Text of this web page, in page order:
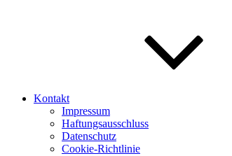
Kontakt
Impressum
Haftungsausschluss
Datenschutz
Cookie-Richtlinie